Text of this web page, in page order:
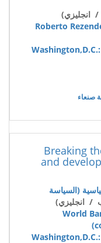
انجليزي)
Roberto
صنعاء
Breaking
and
(السياسة
/ انجليزي)
World